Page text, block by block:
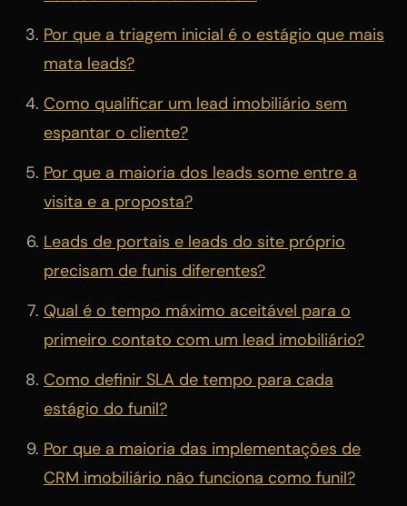
Por que a triagem inicial é o estágio que mais
mata leads?
Como qualificar um lead imobiliário sem
espantar o cliente?
Por que a maioria dos leads some entre a
visita e a proposta?
Leads de portais e leads do site próprio
precisam de funis diferentes?
Qual é o tempo máximo aceitável para o
primeiro contato com um lead imobiliário?
Como definir SLA de tempo para cada
estágio do funil?
Por que a maioria das implementações de
CRM imobiliário não funciona como funil?